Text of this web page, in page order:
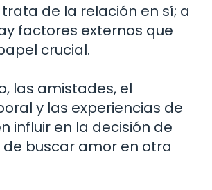
de la relación en sí; a
factores externos que
crucial.
las amistades, el
y las experiencias de
influir en la decisión de
buscar amor en otra